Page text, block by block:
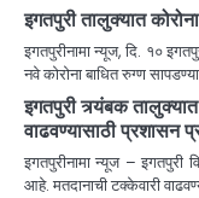
इगतपुरी तालुक्यात
इगतपुरीनामा न्यूज, दि. १०
नवे कोरोना बाधित रुग्ण
इगतपुरी त्र्यंबक
वाढवण्यासाठी प्रशासन
इगतपुरीनामा न्यूज – इगतपुरी
आहे. मतदानाची टक्केवारी